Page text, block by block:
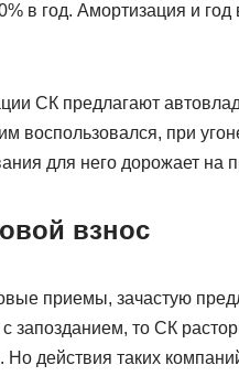
в год. Амортизация и
СК предлагают
воспользовался, при
для него дорожает на
взнос
приемы, зачастую
запозданием, то СК
Но действия таких